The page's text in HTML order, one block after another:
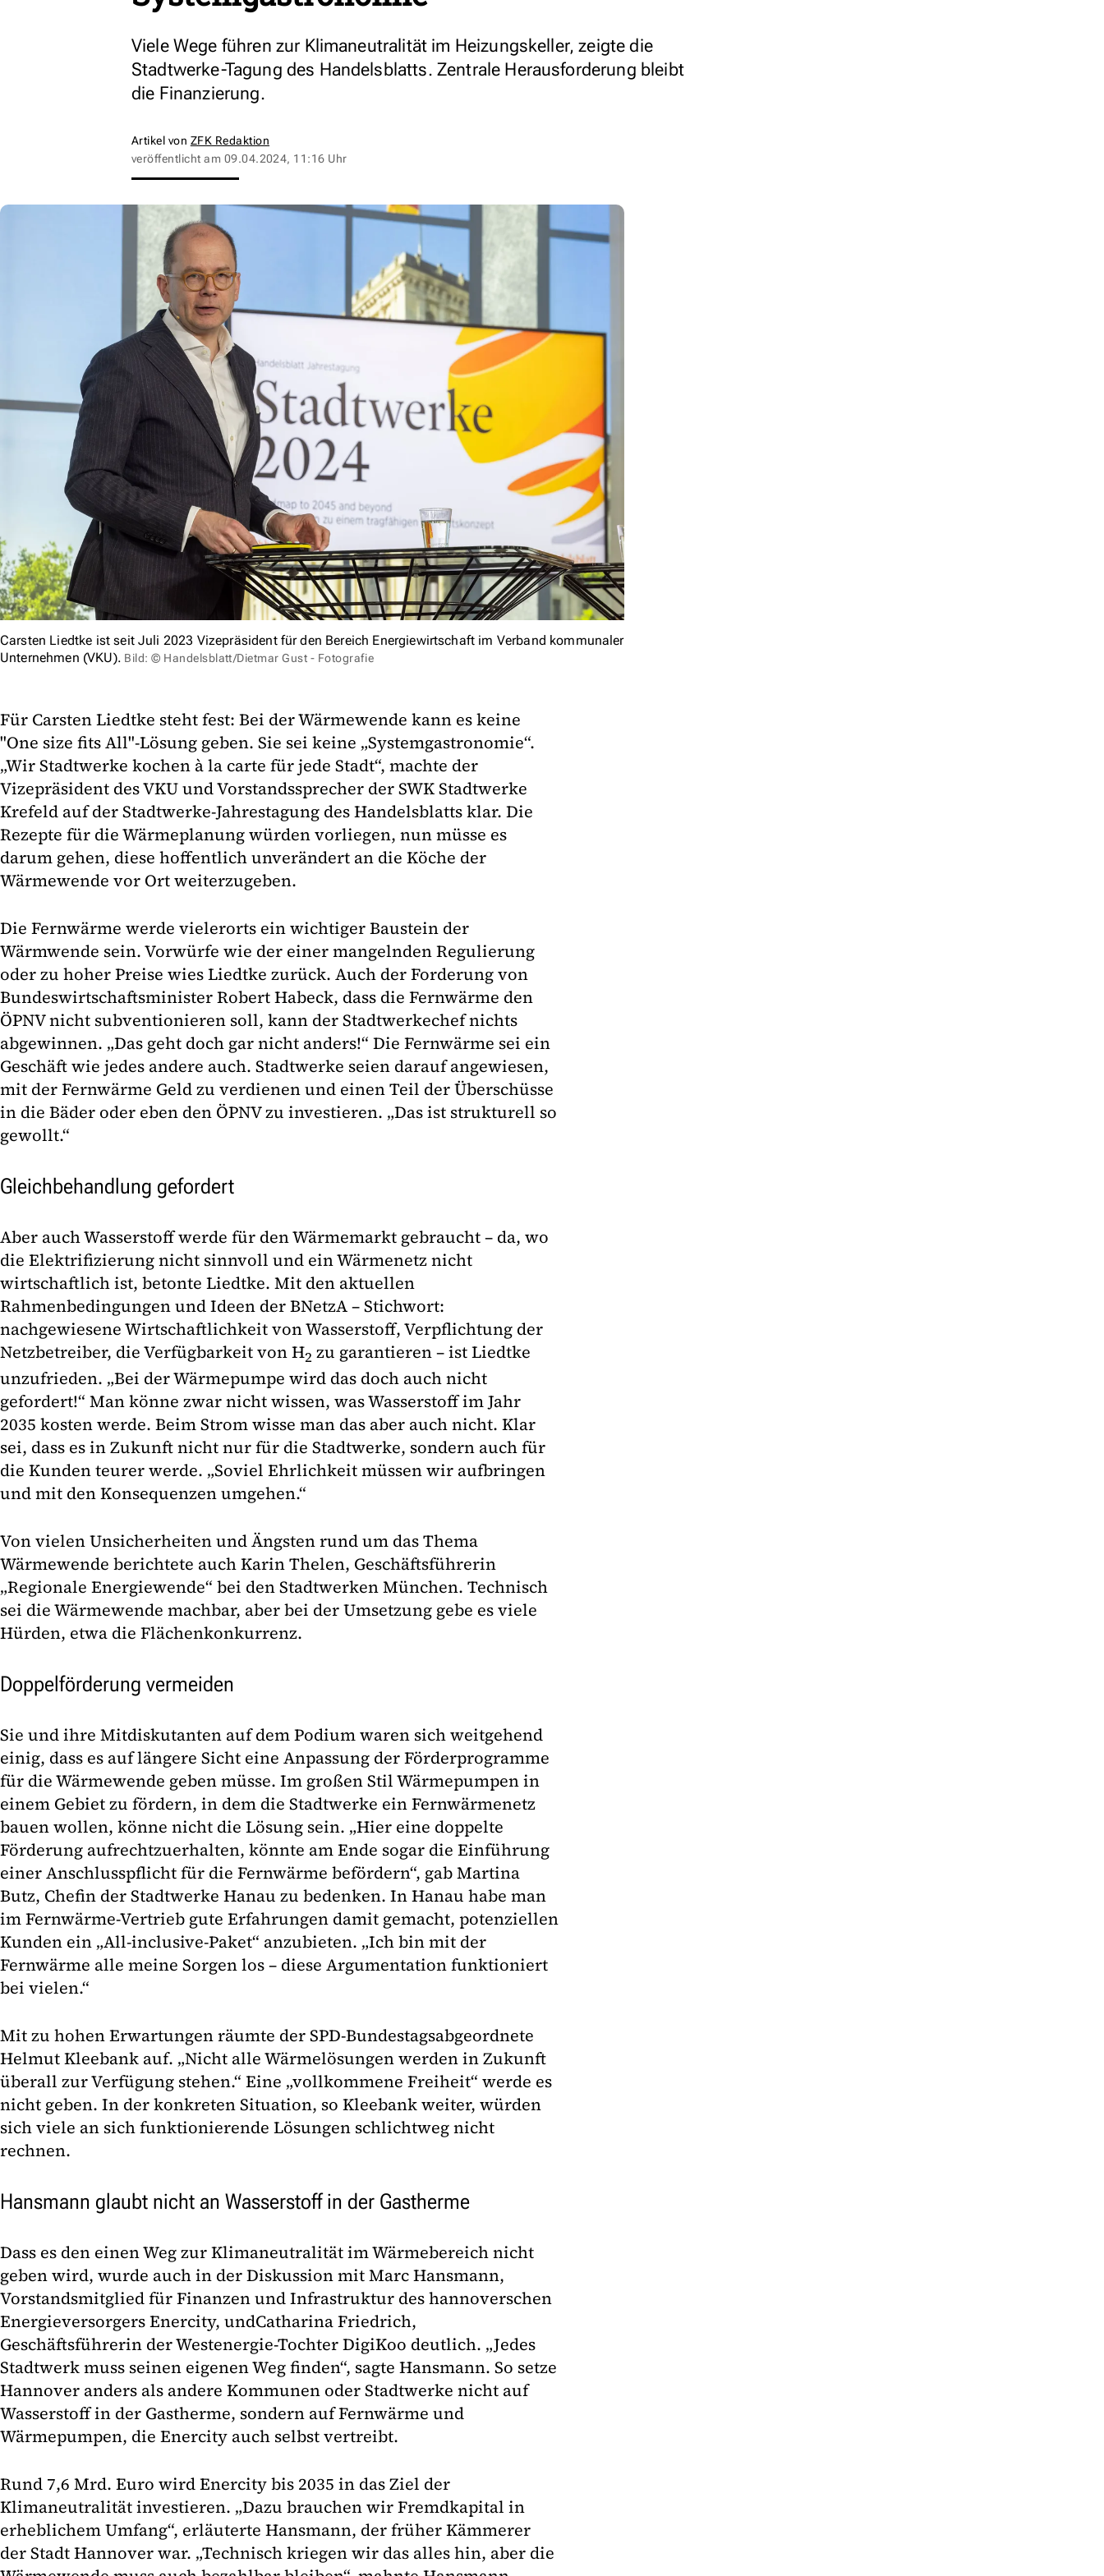
Viele Wege führen zur Klimaneutralität im Heizungskeller, zeigte die
Stadtwerke-Tagung des Handelsblatts. Zentrale Herausforderung bleibt
die Finanzierung.
Artikel von ZFK Redaktion
veröffentlicht am 09.04.2024, 11:16 Uhr
Carsten Liedtke ist seit Juli 2023 Vizepräsident für den Bereich Energiewirtschaft im Verband kommunaler
Unternehmen (VKU). Bild: © Handelsblatt/Dietmar Gust - Fotografie
Für Carsten Liedtke steht fest: Bei der Wärmewende kann es keine
"One size fits All"-Lösung geben. Sie sei keine „Systemgastronomie“.
„Wir Stadtwerke kochen à la carte für jede Stadt“, machte der
Vizepräsident des VKU und Vorstandssprecher der SWK Stadtwerke
Krefeld auf der Stadtwerke-Jahrestagung des Handelsblatts klar. Die
Rezepte für die Wärmeplanung würden vorliegen, nun müsse es
darum gehen, diese hoffentlich unverändert an die Köche der
Wärmewende vor Ort weiterzugeben.
Die Fernwärme werde vielerorts ein wichtiger Baustein der
Wärmwende sein. Vorwürfe wie der einer mangelnden Regulierung
oder zu hoher Preise wies Liedtke zurück. Auch der Forderung von
Bundeswirtschaftsminister Robert Habeck, dass die Fernwärme den
ÖPNV nicht subventionieren soll, kann der Stadtwerkechef nichts
abgewinnen. „Das geht doch gar nicht anders!“ Die Fernwärme sei ein
Geschäft wie jedes andere auch. Stadtwerke seien darauf angewiesen,
mit der Fernwärme Geld zu verdienen und einen Teil der Überschüsse
in die Bäder oder eben den ÖPNV zu investieren. „Das ist strukturell so
gewollt.“
Gleichbehandlung gefordert
Aber auch Wasserstoff werde für den Wärmemarkt gebraucht – da, wo
die Elektrifizierung nicht sinnvoll und ein Wärmenetz nicht
wirtschaftlich ist, betonte Liedtke. Mit den aktuellen
Rahmenbedingungen und Ideen der BNetzA – Stichwort:
nachgewiesene Wirtschaftlichkeit von Wasserstoff, Verpflichtung der
Netzbetreiber, die Verfügbarkeit von H2 zu garantieren – ist Liedtke
unzufrieden. „Bei der Wärmepumpe wird das doch auch nicht
gefordert!“ Man könne zwar nicht wissen, was Wasserstoff im Jahr
2035 kosten werde. Beim Strom wisse man das aber auch nicht. Klar
sei, dass es in Zukunft nicht nur für die Stadtwerke, sondern auch für
die Kunden teurer werde. „Soviel Ehrlichkeit müssen wir aufbringen
und mit den Konsequenzen umgehen.“
Von vielen Unsicherheiten und Ängsten rund um das Thema
Wärmewende berichtete auch Karin Thelen, Geschäftsführerin
„Regionale Energiewende“ bei den Stadtwerken München. Technisch
sei die Wärmewende machbar, aber bei der Umsetzung gebe es viele
Hürden, etwa die Flächenkonkurrenz.
Doppelförderung vermeiden
Sie und ihre Mitdiskutanten auf dem Podium waren sich weitgehend
einig, dass es auf längere Sicht eine Anpassung der Förderprogramme
für die Wärmewende geben müsse. Im großen Stil Wärmepumpen in
einem Gebiet zu fördern, in dem die Stadtwerke ein Fernwärmenetz
bauen wollen, könne nicht die Lösung sein. „Hier eine doppelte
Förderung aufrechtzuerhalten, könnte am Ende sogar die Einführung
einer Anschlusspflicht für die Fernwärme befördern“, gab Martina
Butz, Chefin der Stadtwerke Hanau zu bedenken. In Hanau habe man
im Fernwärme-Vertrieb gute Erfahrungen damit gemacht, potenziellen
Kunden ein „All-inclusive-Paket“ anzubieten. „Ich bin mit der
Fernwärme alle meine Sorgen los – diese Argumentation funktioniert
bei vielen.“
Mit zu hohen Erwartungen räumte der SPD-Bundestagsabgeordnete
Helmut Kleebank auf. „Nicht alle Wärmelösungen werden in Zukunft
überall zur Verfügung stehen.“ Eine „vollkommene Freiheit“ werde es
nicht geben. In der konkreten Situation, so Kleebank weiter, würden
sich viele an sich funktionierende Lösungen schlichtweg nicht
rechnen.
Hansmann glaubt nicht an Wasserstoff in der Gastherme
Dass es den einen Weg zur Klimaneutralität im Wärmebereich nicht
geben wird, wurde auch in der Diskussion mit Marc Hansmann,
Vorstandsmitglied für Finanzen und Infrastruktur des hannoverschen
Energieversorgers Enercity, undCatharina Friedrich,
Geschäftsführerin der Westenergie-Tochter DigiKoo deutlich. „Jedes
Stadtwerk muss seinen eigenen Weg finden“, sagte Hansmann. So setze
Hannover anders als andere Kommunen oder Stadtwerke nicht auf
Wasserstoff in der Gastherme, sondern auf Fernwärme und
Wärmepumpen, die Enercity auch selbst vertreibt.
Rund 7,6 Mrd. Euro wird Enercity bis 2035 in das Ziel der
Klimaneutralität investieren. „Dazu brauchen wir Fremdkapital in
erheblichem Umfang“, erläuterte Hansmann, der früher Kämmerer
der Stadt Hannover war. „Technisch kriegen wir das alles hin, aber die